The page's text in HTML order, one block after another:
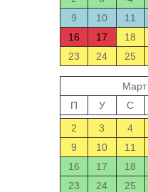
9
10 11
16
17 18
23
24 25
Март
П
У С
2
3 4
9
10 11
16
17 18
23
24 25